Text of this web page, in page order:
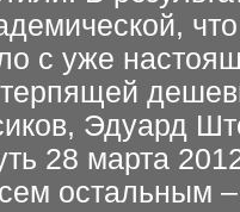
с уже
Эдуард
28 марта
остальным